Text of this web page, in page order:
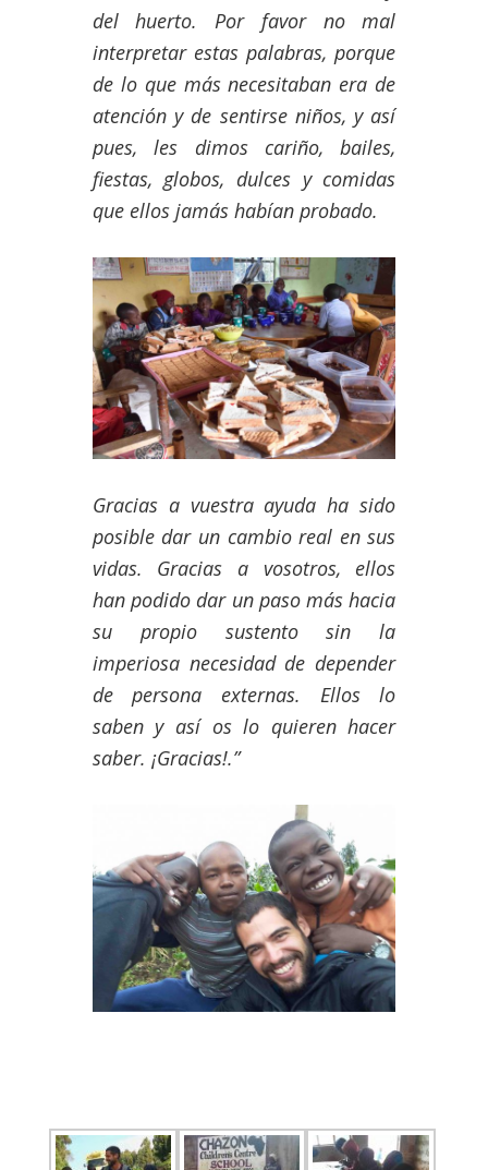
del huerto. Por favor no mal
interpretar estas palabras, porque
de lo que más necesitaban era de
atención y de sentirse niños, y así
pues, les dimos cariño, bailes,
fiestas, globos, dulces y comidas
que ellos jamás habían probado.
Gracias a vuestra ayuda ha sido
posible dar un cambio real en sus
vidas. Gracias a vosotros, ellos
han podido dar un paso más hacia
su propio sustento sin la
imperiosa necesidad de depender
de persona externas. Ellos lo
saben y así os lo quieren hacer
saber. ¡Gracias!.”